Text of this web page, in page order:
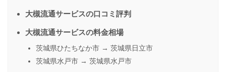
大槻流通サービスの口コミ評判
大槻流通サービスの料金相場
茨城県ひたちなか市 → 茨城県日立市
茨城県水戸市 → 茨城県水戸市